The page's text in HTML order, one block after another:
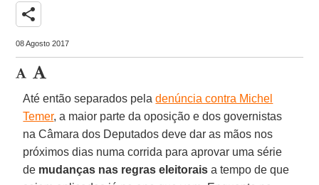
share
08 Agosto 2017
Até então separados peladenúncia contra Michel
Temer, a maior parte da oposição e dos governistas
na Câmara dos Deputados deve dar as mãos nos
próximos dias numa corrida para aprovar uma série
de mudanças nas regras eleitorais a tempo de que